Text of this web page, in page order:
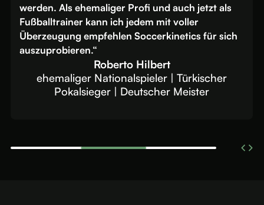
und schon frühzeitigin Dein Training einbaust.Ich
trainiere seit 6 Monaten mit Soccerkinetics
intensiv an meiner Wahrnehmung und an meiner
Handlungsschnelligkeit zu arbeiten!"
Anja Mittag
Weltmeisterin | Olympiasiegerin |
Pokalsiegerin | Deutsche Meisterin